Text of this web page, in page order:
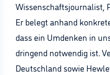
Wissenschaftsjournalist,
Er belegt anhand
dass ein Umdenken in
dringend notwendig ist.
Deutschland sowie